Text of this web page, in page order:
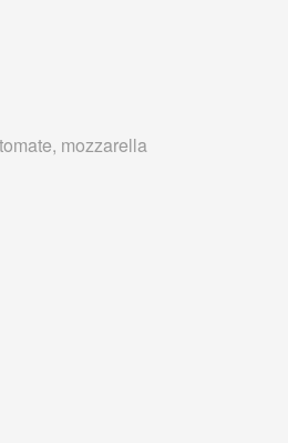
mozzarella